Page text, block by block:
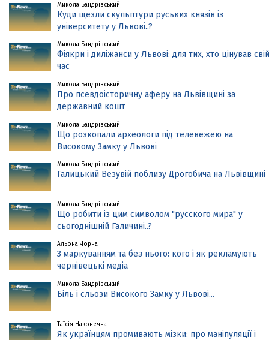
Микола Бандрівський
Куди щезли скульптури руських князів із
університету у Львові..?
Микола Бандрівський
Фіякри і диліжанси у Львові: для тих, хто цінував свій
час
Микола Бандрівський
Про псевдоісторичну аферу на Львівщині за
державний кошт
Микола Бандрівський
Що розкопали археологи під телевежею на
Високому Замку у Львові
Микола Бандрівський
Галицький Везувій поблизу Дрогобича на Львівщині
Микола Бандрівський
Що робити із цим символом "русского мира" у
сьогоднішній Галичині..?
Альона Чорна
З маркуванням та без нього: кого і як рекламують
чернівецькі медіа
Микола Бандрівський
Біль і сльози Високого Замку у Львові...
Таїсія Наконечна
Як українцям промивають мізки: про маніпуляції і